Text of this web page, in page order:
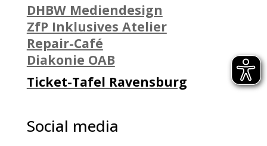
DHBW Mediendesign
ZfP Inklusives Atelier
Repair-Café
Diakonie OAB
Ticket-Tafel Ravensburg
Social media